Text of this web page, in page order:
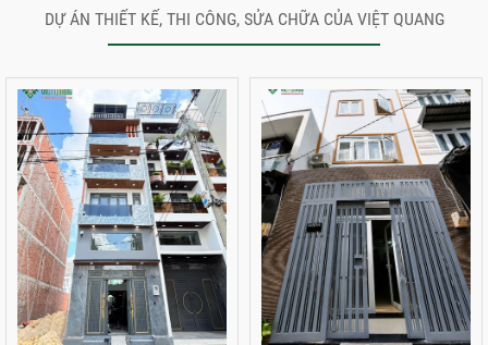
DỰ ÁN THIẾT KẾ, THI CÔNG, SỬA CHỮA CỦA VIỆT QUANG